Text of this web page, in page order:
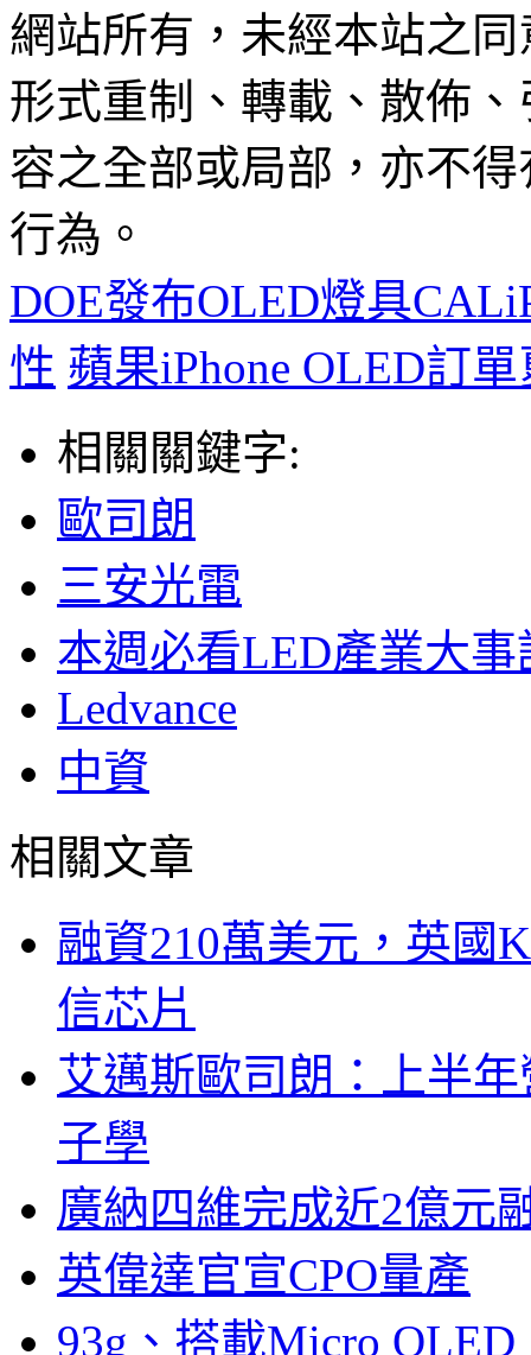
網站所有，未經本站之
形式重制、轉載、散佈
容之全部或局部，亦不
行為。
DOE發布OLED燈具
性 蘋果iPhone OLED訂
相關關鍵字:
歐司朗
三安光電
本週必看LED產業大事
Ledvance
中資
相關文章
融資210萬美元，英國
信芯片
艾邁斯歐司朗：上半
子學
廣納四維完成近2億元
英偉達官宣CPO量產
93g、搭載Micro